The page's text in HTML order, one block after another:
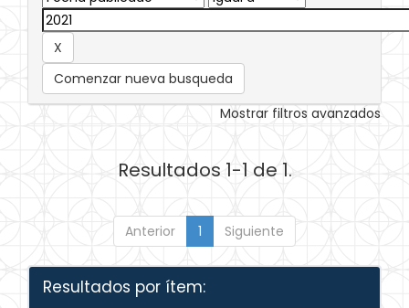
Comenzar nueva busqueda
Mostrar filtros avanzados
Resultados 1-1 de 1.
Anterior 1 Siguiente
Resultados por ítem: